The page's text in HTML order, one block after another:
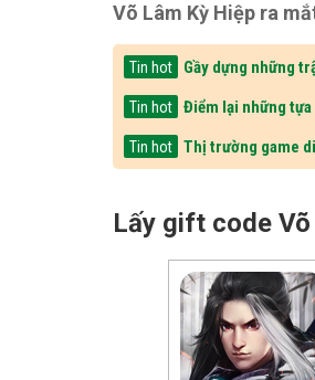
Võ Lâm Kỳ Hiệp ra
Tin hot Gầy dựng những
Tin hot Điểm lại những
Tin hot Thị trường game
Lấy gift code